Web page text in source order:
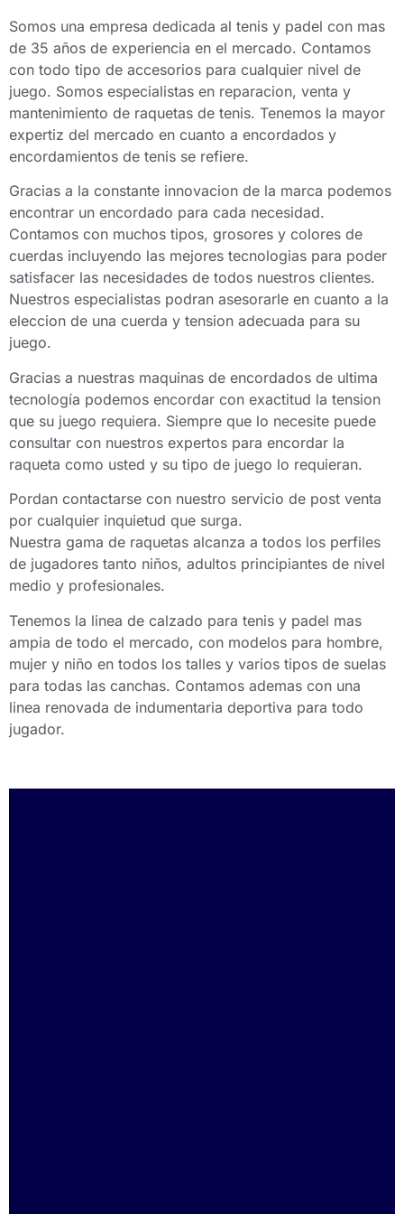
Somos una empresa dedicada al tenis y padel con mas
de 35 años de experiencia en el mercado. Contamos
con todo tipo de accesorios para cualquier nivel de
juego. Somos especialistas en reparacion, venta y
mantenimiento de raquetas de tenis. Tenemos la mayor
expertiz del mercado en cuanto a encordados y
encordamientos de tenis se refiere.
Gracias a la constante innovacion de la marca podemos
encontrar un encordado para cada necesidad.
Contamos con muchos tipos, grosores y colores de
cuerdas incluyendo las mejores tecnologias para poder
satisfacer las necesidades de todos nuestros clientes.
Nuestros especialistas podran asesorarle en cuanto a la
eleccion de una cuerda y tension adecuada para su
juego.
Gracias a nuestras maquinas de encordados de ultima
tecnología podemos encordar con exactitud la tension
que su juego requiera. Siempre que lo necesite puede
consultar con nuestros expertos para encordar la
raqueta como usted y su tipo de juego lo requieran.
Pordan contactarse con nuestro servicio de post venta
por cualquier inquietud que surga.
Nuestra gama de raquetas alcanza a todos los perfiles
de jugadores tanto niños, adultos principiantes de nivel
medio y profesionales.
Tenemos la linea de calzado para tenis y padel mas
ampia de todo el mercado, con modelos para hombre,
mujer y niño en todos los talles y varios tipos de suelas
para todas las canchas. Contamos ademas con una
linea renovada de indumentaria deportiva para todo
jugador.